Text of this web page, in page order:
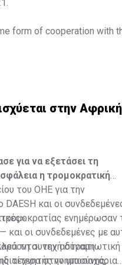
form of cooperation with
στην
για να εξετάσει τη
η τρομοκρατική
του ΟΗΕ για την
και οι
ενημέρωσαν
οι συνδεδεμένες με
τη συνεχή στρατιωτική
τεχνητής νοημοσύνης,
την αδύναμη
στην υποσαχάρια